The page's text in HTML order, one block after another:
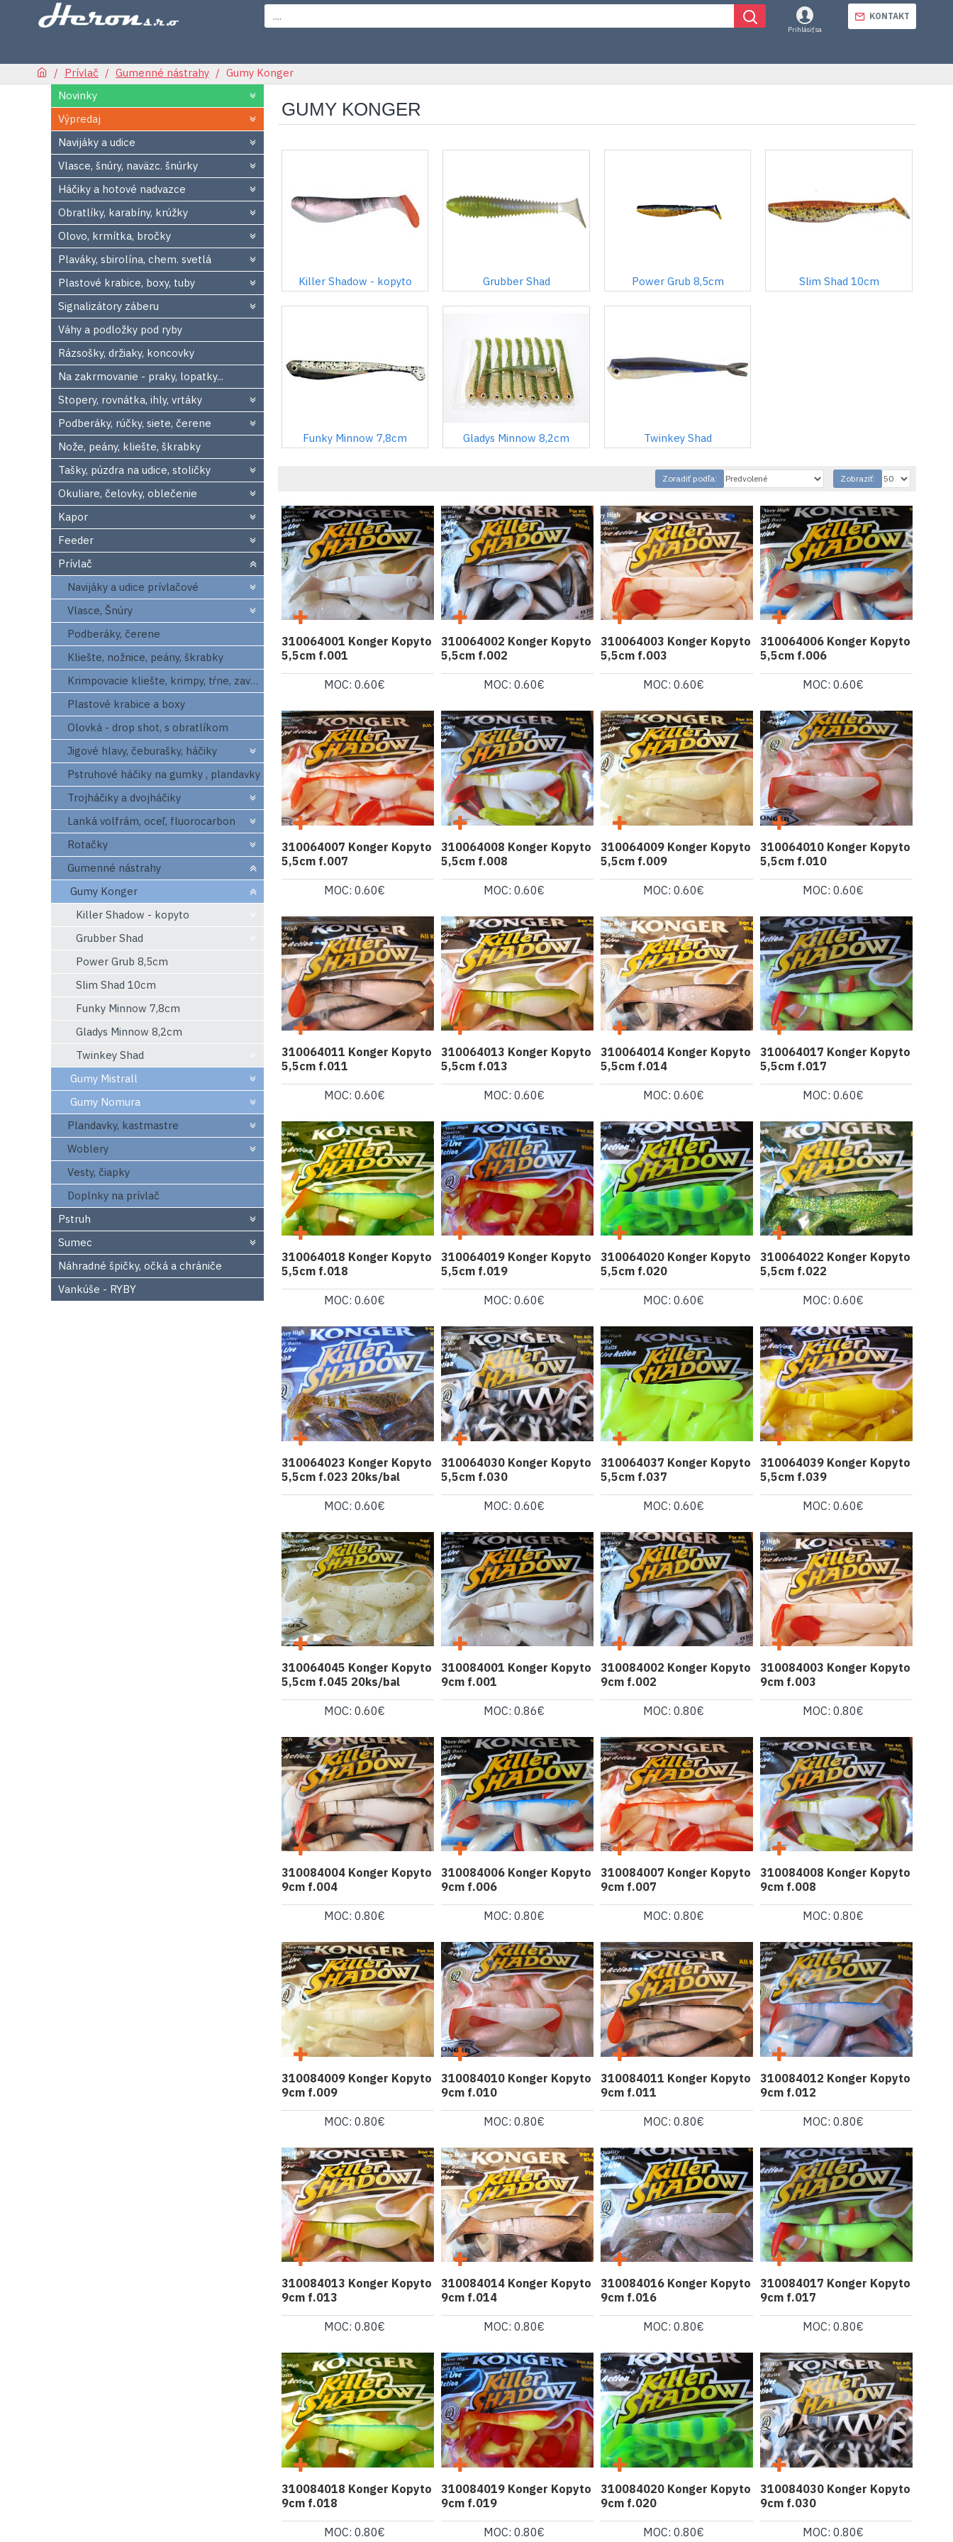
Prihlásiť sa
KONTAKT
Prívlač Gumenné nástrahy
Gumy Konger
Novinky
Výpredaj
Navijáky a udice
Vlasce, šnúry, naväzc. šnúrky
Háčiky a hotové nadvazce
Obratlíky, karabíny, krúžky
Olovo, krmítka, bročky
Plaváky, sbirolína, chem. svetlá
Plastové krabice, boxy, tuby
Signalizátory záberu
Váhy a podložky pod ryby
Rázsošky, držiaky, koncovky
Na zakrmovanie - praky, lopatky...
Stopery, rovnátka, ihly, vrtáky
Podberáky, rúčky, siete, čerene
Nože, peány, kliešte, škrabky
Tašky, púzdra na udice, stoličky
Okuliare, čelovky, oblečenie
Kapor
Feeder
Prívlač
Navijáky a udice prívlačové
Vlasce, Šnúry
Podberáky, čerene
Kliešte, nožnice, peány, škrabky
Krimpovacie kliešte, krimpy, tŕne, zavrtaváky
Plastové krabice a boxy
Olovká - drop shot, s obratlíkom
Jigové hlavy, čeburašky, háčiky
Pstruhové háčiky na gumky , plandavky
Trojháčiky a dvojháčiky
Lanká volfrám, oceľ, fluorocarbon
Rotačky
Gumenné nástrahy
Gumy Konger
Killer Shadow - kopyto
Grubber Shad
Power Grub 8,5cm
Slim Shad 10cm
Funky Minnow 7,8cm
Gladys Minnow 8,2cm
Twinkey Shad
Gumy Mistrall
Gumy Nomura
Plandavky, kastmastre
Woblery
Vesty, čiapky
Doplnky na prívlač
Pstruh
Sumec
Náhradné špičky, očká a chrániče
Vankúše - RYBY
GUMY KONGER
Killer Shadow - kopyto Grubber Shad Power Grub 8,5cm Slim Shad 10cm
Funky Minnow 7,8cm Gladys Minnow 8,2cm Twinkey Shad
Zoradiť podľa: Zobraziť:
310064001 Konger Kopyto
5,5cm f.001
MOC: 0.60€
310064002 Konger Kopyto
5,5cm f.002
MOC: 0.60€
310064003 Konger Kopyto
5,5cm f.003
MOC: 0.60€
310064006 Konger Kopyto
5,5cm f.006
MOC: 0.60€
310064007 Konger Kopyto
5,5cm f.007
MOC: 0.60€
310064008 Konger Kopyto
5,5cm f.008
MOC: 0.60€
310064009 Konger Kopyto
5,5cm f.009
MOC: 0.60€
310064010 Konger Kopyto
5,5cm f.010
MOC: 0.60€
310064011 Konger Kopyto
5,5cm f.011
MOC: 0.60€
310064013 Konger Kopyto
5,5cm f.013
MOC: 0.60€
310064014 Konger Kopyto
5,5cm f.014
MOC: 0.60€
310064017 Konger Kopyto
5,5cm f.017
MOC: 0.60€
310064018 Konger Kopyto
5,5cm f.018
MOC: 0.60€
310064019 Konger Kopyto
5,5cm f.019
MOC: 0.60€
310064020 Konger Kopyto
5,5cm f.020
MOC: 0.60€
310064022 Konger Kopyto
5,5cm f.022
MOC: 0.60€
310064023 Konger Kopyto
5,5cm f.023 20ks/bal
MOC: 0.60€
310064030 Konger Kopyto
5,5cm f.030
MOC: 0.60€
310064037 Konger Kopyto
5,5cm f.037
MOC: 0.60€
310064039 Konger Kopyto
5,5cm f.039
MOC: 0.60€
310064045 Konger Kopyto
5,5cm f.045 20ks/bal
MOC: 0.60€
310084001 Konger Kopyto
9cm f.001
MOC: 0.86€
310084002 Konger Kopyto
9cm f.002
MOC: 0.80€
310084003 Konger Kopyto
9cm f.003
MOC: 0.80€
310084004 Konger Kopyto
9cm f.004
MOC: 0.80€
310084006 Konger Kopyto
9cm f.006
MOC: 0.80€
310084007 Konger Kopyto
9cm f.007
MOC: 0.80€
310084008 Konger Kopyto
9cm f.008
MOC: 0.80€
310084009 Konger Kopyto
9cm f.009
MOC: 0.80€
310084010 Konger Kopyto
9cm f.010
MOC: 0.80€
310084011 Konger Kopyto
9cm f.011
MOC: 0.80€
310084012 Konger Kopyto
9cm f.012
MOC: 0.80€
310084013 Konger Kopyto
9cm f.013
MOC: 0.80€
310084014 Konger Kopyto
9cm f.014
MOC: 0.80€
310084016 Konger Kopyto
9cm f.016
MOC: 0.80€
310084017 Konger Kopyto
9cm f.017
MOC: 0.80€
310084018 Konger Kopyto
9cm f.018
MOC: 0.80€
310084019 Konger Kopyto
9cm f.019
MOC: 0.80€
310084020 Konger Kopyto
9cm f.020
MOC: 0.80€
310084030 Konger Kopyto
9cm f.030
MOC: 0.80€